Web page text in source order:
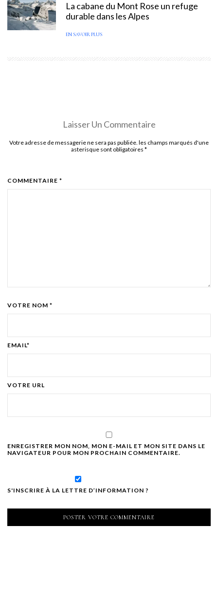
La cabane du Mont Rose un refuge
durable dans les Alpes
EN SAVOIR PLUS
Laisser Un Commentaire
Votre adresse de messagerie ne sera pas publiée. les champs marqués d'une
asterisque sont obligatoires *
COMMENTAIRE *
VOTRE NOM *
EMAIL*
VOTRE URL
ENREGISTRER MON NOM, MON E-MAIL ET MON SITE DANS LE
NAVIGATEUR POUR MON PROCHAIN COMMENTAIRE.
S'INSCRIRE À LA LETTRE D’INFORMATION ?